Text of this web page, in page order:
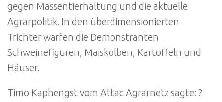
gegen Massentierhaltung und die aktuelle
Agrarpolitik. In den überdimensionierten
Trichter warfen die Demonstranten
Schweinefiguren, Maiskolben, Kartoffeln und
Häuser.
Timo Kaphengst vom Attac Agrarnetz sagte: ?